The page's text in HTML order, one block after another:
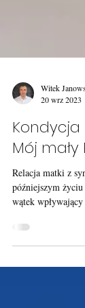
Witek
20 wrz 2023
Kondycja
Mój mały
późniejszym
wątek